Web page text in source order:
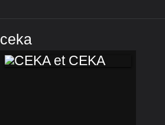
ceka